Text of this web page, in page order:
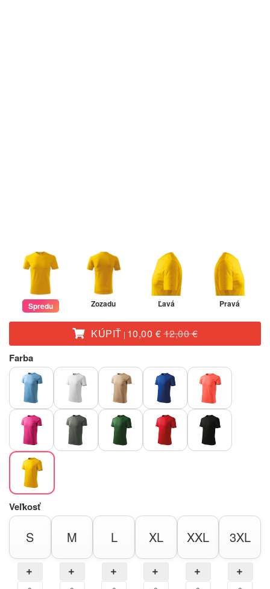
Spredu Zozadu Ľavá Pravá
KÚPIŤ | 10,00 €12,00 €
Farba
Veľkosť
S M L XL XXL 3XL